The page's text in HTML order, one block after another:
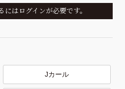
にはログインが必要です。
Jカール